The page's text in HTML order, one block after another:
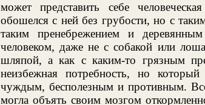
может представить себе
обошелся с ней без грубости, но с
таким пренебрежением и
человеком, даже не с собакой или
шляпой, а как с каким-то грязным
неизбежная потребность, но
чуждым, бесполезным и противным.
могла объять своим мозгом